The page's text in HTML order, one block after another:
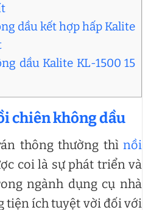
dầu kết hợp hấp Kalite
dầu Kalite KL-1500 15
chiên không dầu
thông thường thì nồi
coi là sự phát triển và
ngành dụng cụ nhà
tiện ích tuyệt vời đối với